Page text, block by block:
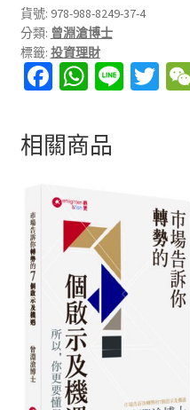
貨號: 978-988-8249-37-4
分類: 曾淵滄博士
標籤: 投資理財
Fa
b
o
o
k
W
at
sA
p
Li T
相關商品